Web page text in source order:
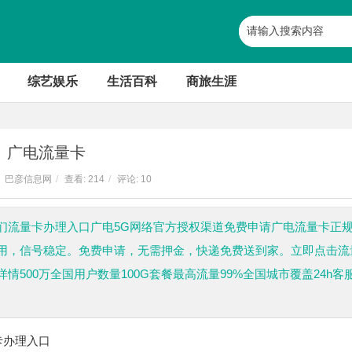
综艺娱乐 生活百科 商旅生涯
广电流量卡
巴彦信息网 / 查看: 214 / 评论: 10
流量卡办理入口广电5G网络官方授权渠道免费申请广电流量卡正
信号稳定。免费申请，无需押金，快递免费送到家。立即点击流
500万全国用户数量100G套餐最高流量99%全国城市覆盖24h客
理入口